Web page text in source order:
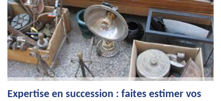
Expertise en succession : faites estimer vos